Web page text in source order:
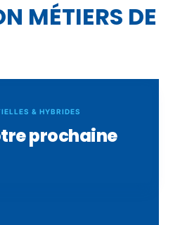
MÉTIERS DE
& HYBRIDES
prochaine